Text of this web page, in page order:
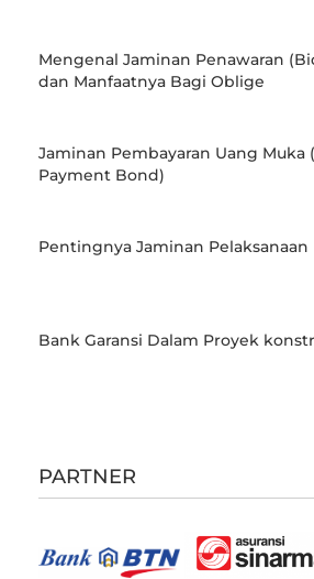
Mengenal Jaminan Penawaran
dan Manfaatnya Bagi Oblige
Jaminan Pembayaran Uang Muka
Payment Bond)
Pentingnya Jaminan Pelaksanaan
Bank Garansi Dalam Proyek
PARTNER